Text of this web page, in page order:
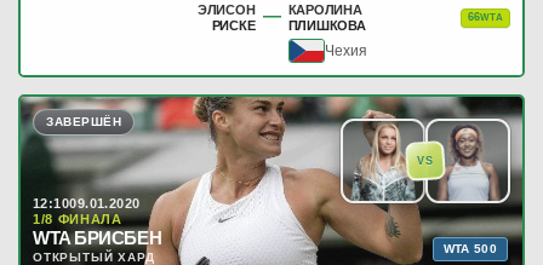
ЭЛИСОН
РИСКЕ — КАРОЛИНА
ПЛИШКОВА
66WTA
Чехия
VS
ЗАВЕРШЁН
12:1009.01.2020
1/8 ФИНАЛА
WTA БРИСБЕН
ОТКРЫТЫЙ ХАРД
WTA 500